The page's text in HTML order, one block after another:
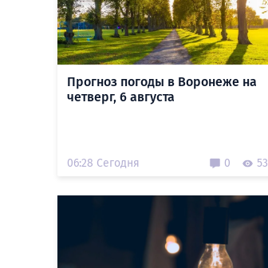
Прогноз погоды в Воронеже на
четверг, 6 августа
06:28 Сегодня 0 53